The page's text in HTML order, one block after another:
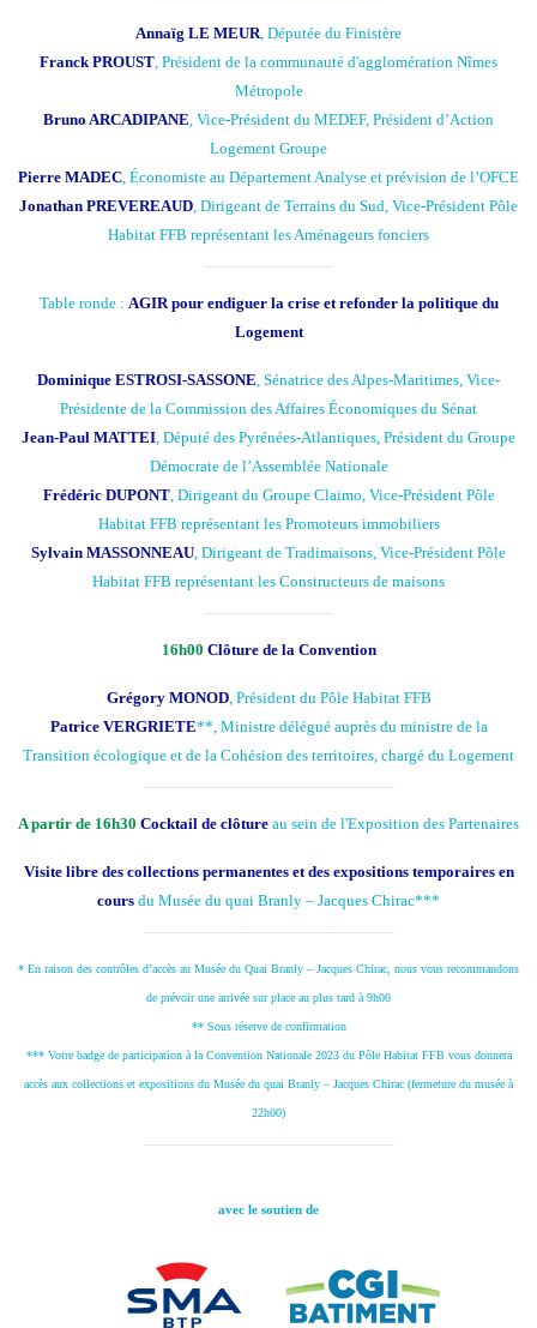
Annaïg LE MEUR, Députée du Finistère
Franck PROUST, Président de la communauté d'agglomération Nîmes
Métropole
Bruno ARCADIPANE, Vice-Président du MEDEF, Président d’Action
Logement Groupe
Pierre MADEC, Économiste au Département Analyse et prévision de l’OFCE
Jonathan PREVEREAUD, Dirigeant de Terrains du Sud, Vice-Président Pôle
Habitat FFB représentant les Aménageurs fonciers
Table ronde : AGIR pour endiguer la crise et refonder la politique du
Logement
Dominique ESTROSI-SASSONE, Sénatrice des Alpes-Maritimes, Vice-
Présidente de la Commission des Affaires Économiques du Sénat
Jean-Paul MATTEI, Député des Pyrénées-Atlantiques, Président du Groupe
Démocrate de l’Assemblée Nationale
Frédéric DUPONT, Dirigeant du Groupe Claimo, Vice-Président Pôle
Habitat FFB représentant les Promoteurs immobiliers
Sylvain MASSONNEAU, Dirigeant de Tradimaisons, Vice-Président Pôle
Habitat FFB représentant les Constructeurs de maisons
16h00 Clôture de la Convention
Grégory MONOD, Président du Pôle Habitat FFB
Patrice VERGRIETE**, Ministre délégué auprès du ministre de la
Transition écologique et de la Cohésion des territoires, chargé du Logement
A partir de 16h30 Cocktail de clôture au sein de l'Exposition des Partenaires
Visite libre des collections permanentes et des expositions temporaires en
cours du Musée du quai Branly – Jacques Chirac***
* En raison des contrôles d’accès au Musée du Quai Branly – Jacques Chirac, nous vous recommandons
de prévoir une arrivée sur place au plus tard à 9h00
** Sous réserve de confirmation
*** Votre badge de participation à la Convention Nationale 2023 du Pôle Habitat FFB vous donnera
accès aux collections et expositions du Musée du quai Branly – Jacques Chirac (fermeture du musée à
22h00)
avec le soutien de